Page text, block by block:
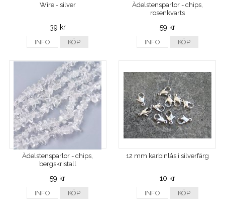
Wire - silver
39 kr
INFO KÖP
Ädelstenspärlor - chips,
rosenkvarts
59 kr
INFO KÖP
Ädelstenspärlor - chips,
bergskristall
59 kr
INFO KÖP
12 mm karbinlås i silverfärg
10 kr
INFO KÖP